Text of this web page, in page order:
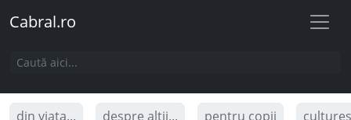
Cabral.ro
din viata... despre altii... pentru copii